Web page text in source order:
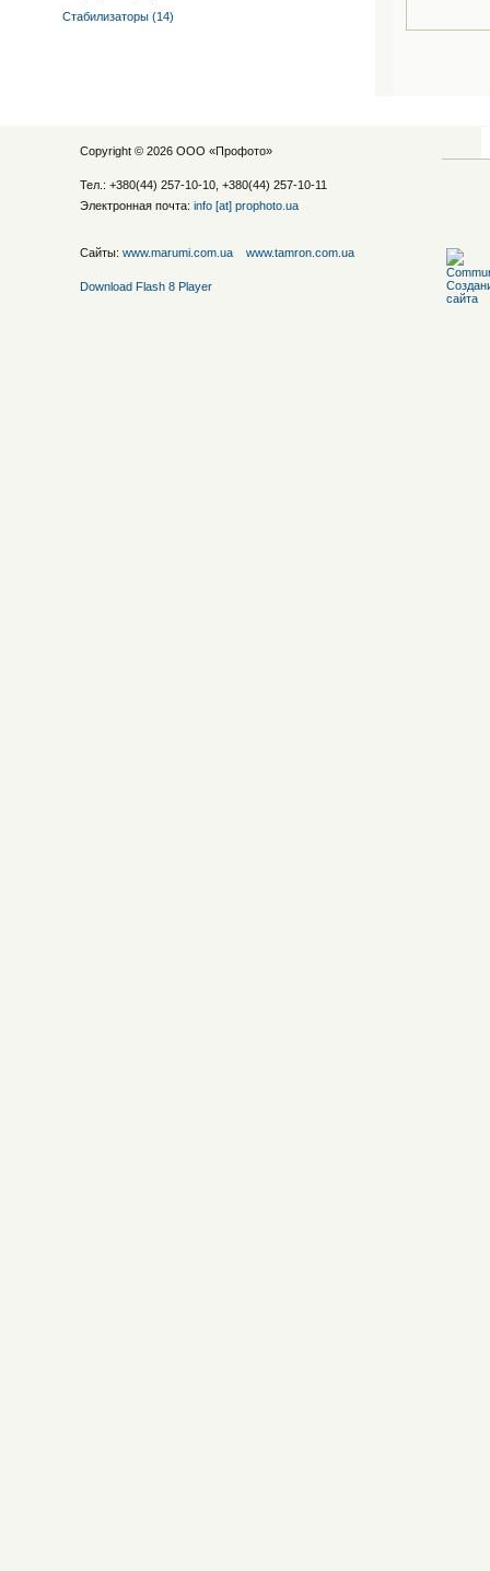
Стабилизаторы (14)
Copyright © 2026 ООО «Профото»
Тел.: +380(44) 257-10-10, +380(44) 257-10-11
Электронная почта: info [at] prophoto.ua
Сайты: www.marumi.com.ua www.tamron.com.ua
Download Flash 8 Player